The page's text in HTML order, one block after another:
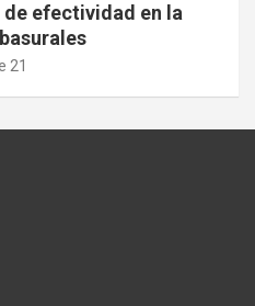
de efectividad en la
21